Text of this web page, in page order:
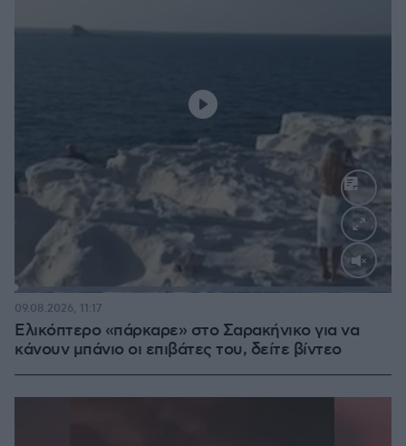
Loaded
Ελικόπτερο «πάρκαρε» στο Σαρακήνικο για να
κάνουν μπάνιο οι επιβάτες του, δείτε βίντεο
09.08.2026, 11:17